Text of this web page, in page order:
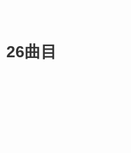
26曲目